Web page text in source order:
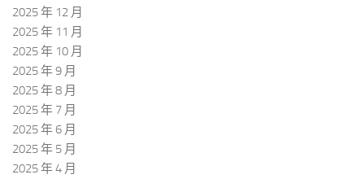
2025 年 12 月
2025 年 11 月
2025 年 10 月
2025 年 9 月
2025 年 8 月
2025 年 7 月
2025 年 6 月
2025 年 5 月
2025 年 4 月